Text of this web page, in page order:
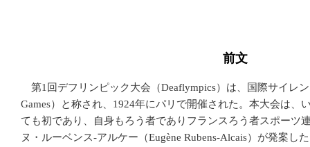
前文
第1回デフリンピック大会（Deaflympics）は、国際サイレ
Games）と称され、1924年にパリで開催された。本大会は、
ても初であり、自身もろう者でありフランスろう者スポーツ
ヌ・ルーベンス-アルケー（Eugène Rubens-Alcais）が発案し